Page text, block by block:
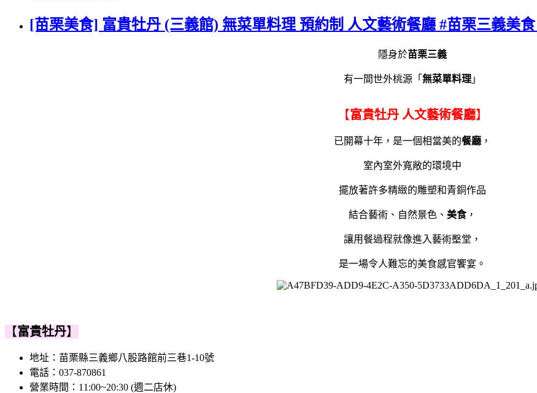
[苗栗美食] 富貴牡丹 (三義館) 無菜單料理 預約制 人文藝術餐廳 #苗栗三義美食
隱身於苗栗三義
有一間世外桃源「 無菜單料理 」
【富貴牡丹 人文藝術餐廳】
已開幕十年，是一個相當美的餐廳 ，
室內室外寬敞的環境中
擺放著許多精緻的雕塑和青銅作品
結合藝術、自然景色、 美食，
讓用餐過程就像進入藝術壂堂，
是一場令人難忘的美食感官饗宴。
【富貴牡丹】
地址： 苗栗縣三義鄉八股路館前三巷1-10號
電話： 037-870861
營業時間：11:00~20:30 (週二店休)